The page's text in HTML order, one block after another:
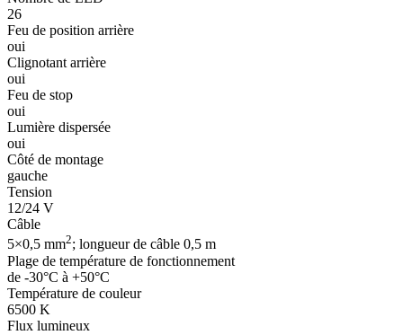
26
Feu de position arrière
oui
Clignotant arrière
oui
Feu de stop
oui
Lumière dispersée
oui
Côté de montage
gauche
Tension
12/24 V
Câble
5×0,5 mm2; longueur de câble 0,5 m
Plage de température de fonctionnement
de -30°C à +50°C
Température de couleur
6500 K
Flux lumineux